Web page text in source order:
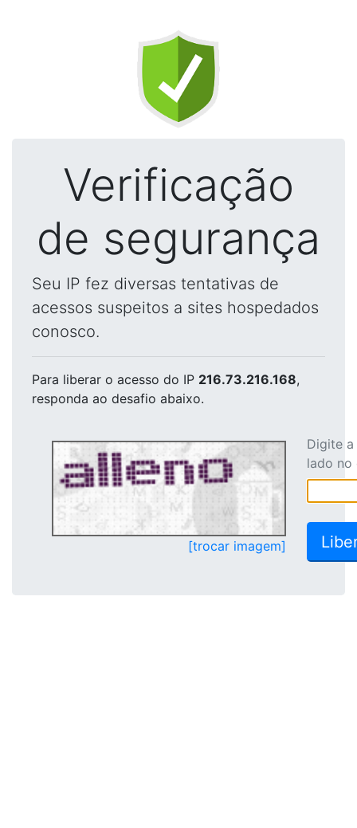
Verificação
de segurança
Seu IP fez diversas tentativas de
acessos suspeitos a sites hospedados
conosco.
Para liberar o acesso do IP 216.73.216.168,
responda ao desafio abaixo.
[trocar imagem]
Digite
lado no